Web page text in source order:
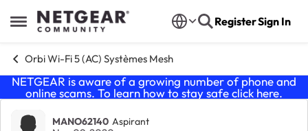
Open Side Menu
Skip to content RegisterSign In
Orbi Wi-Fi 5 (AC) Systèmes Mesh
NETGEAR is aware of a growing number of phone and
online scams. To learn how to stay safe click here.
MANO62140 Aspirant